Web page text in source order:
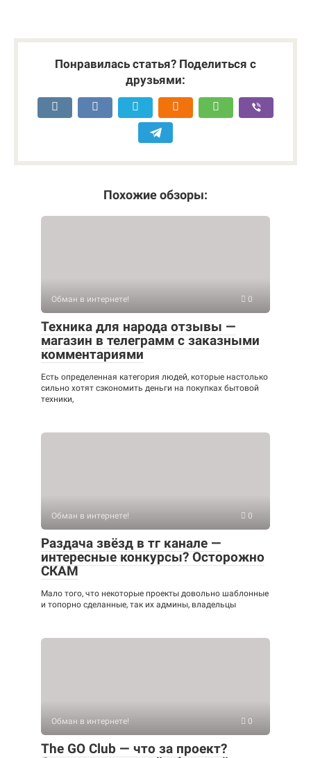
Понравилась статья? Поделиться с
друзьями:
Похожие обзоры:
Обман в интернете! 0
Техника для народа отзывы —
магазин в телеграмм с заказными
комментариями
Есть определенная категория людей, которые настолько
сильно хотят сэкономить деньги на покупках бытовой
техники,
Обман в интернете! 0
Раздача звёзд в тг канале —
интересные конкурсы? Осторожно
СКАМ
Мало того, что некоторые проекты довольно шаблонные
и топорно сделанные, так их админы, владельцы
Обман в интернете! 0
The GO Club — что за проект?